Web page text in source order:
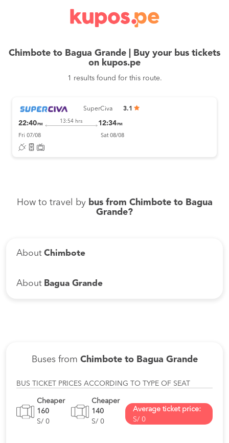
Chimbote to Bagua Grande | Buy your bus tickets
on kupos.pe
1 results found for this route.
SuperCiva 3.1
22:40 PM
13:54 hrs 12:34 PM
Fri 07/08 Sat 08/08
How to travel by bus from Chimbote to Bagua
Grande?
About Chimbote
About Bagua Grande
Buses from Chimbote to Bagua Grande
BUS TICKET PRICES ACCORDING TO TYPE OF SEAT
Cheaper
160
S/ 0
Cheaper
140
S/ 0
Average ticket price:
S/ 0